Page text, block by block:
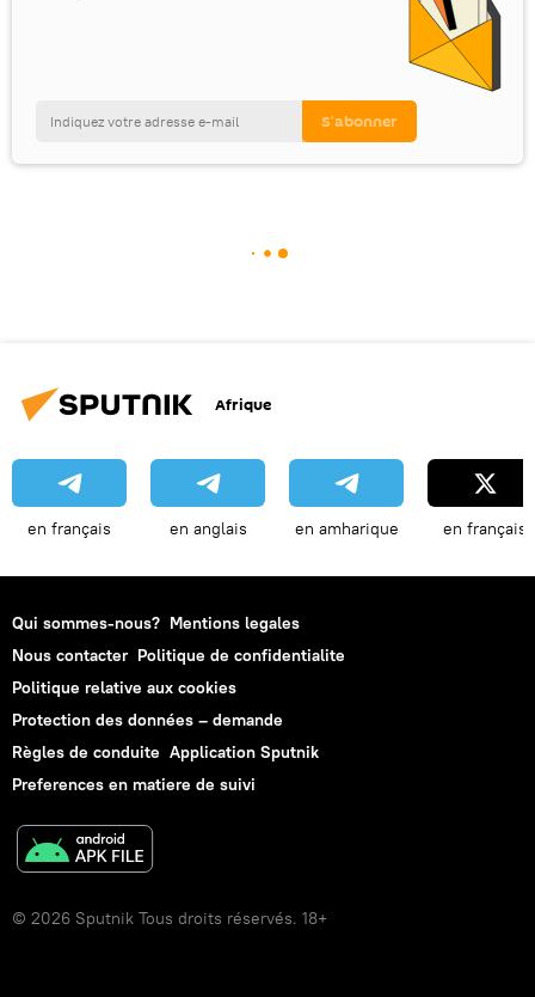
Afrique
en français en anglais en amharique en français
Qui sommes-nous? Mentions legales
Nous contacter Politique de confidentialite
Politique relative aux cookies
Protection des données – demande
Règles de conduite Application Sputnik
Preferences en matiere de suivi
© 2026 Sputnik Tous droits réservés. 18+